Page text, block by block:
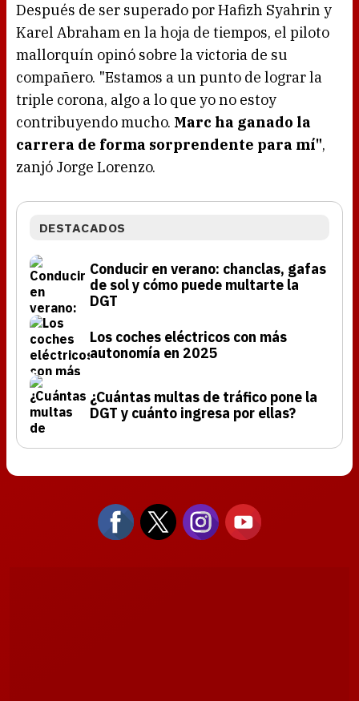
Después de ser superado por Hafizh Syahrin y
Karel Abraham en la hoja de tiempos, el piloto
mallorquín opinó sobre la victoria de su
compañero. "Estamos a un punto de lograr la
triple corona, algo a lo que yo no estoy
contribuyendo mucho. Marc ha ganado la
carrera de forma sorprendente para mí",
zanjó Jorge Lorenzo.
DESTACADOS
Conducir en verano: chanclas, gafas
de sol y cómo puede multarte la
DGT
Los coches eléctricos con más
autonomía en 2025
¿Cuántas multas de tráfico pone la
DGT y cuánto ingresa por ellas?